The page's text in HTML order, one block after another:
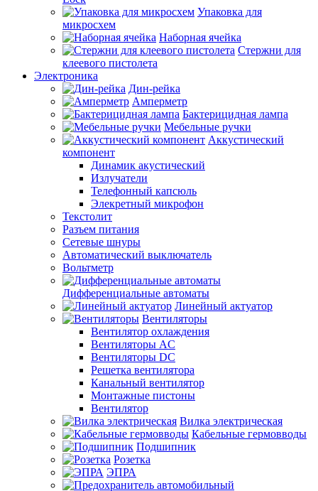
Упаковка для
микросхем
Наборная ячейка
Стержни для
клеевого пистолета
Электроника
Дин-рейка
Амперметр
Бактерицидная лампа
Мебельные ручки
Аккустический
компонент
Динамик акустический
Излучатели
Телефонный капсюль
Элекретный микрофон
Текстолит
Разъем питания
Сетевые шнуры
Автоматический выключатель
Вольтметр
Дифференциальные автоматы
Линейный актуатор
Вентиляторы
Вентилятор охлаждения
Вентиляторы AC
Вентиляторы DC
Решетка вентилятора
Канальный вентилятор
Монтажные пистоны
Вентилятор
Вилка электрическая
Кабельные гермовводы
Подшипник
Розетка
ЭПРА